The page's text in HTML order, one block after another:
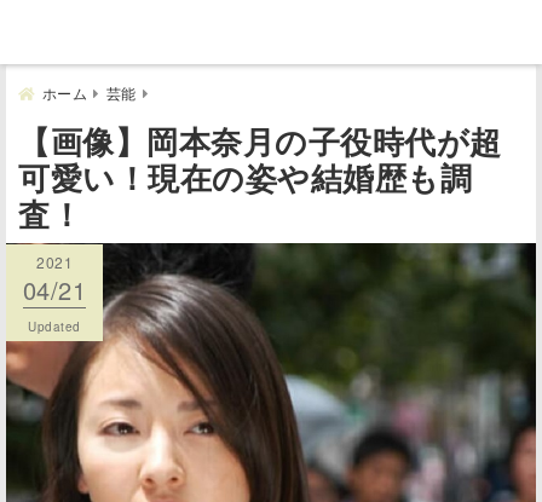
ホーム 芸能
【画像】岡本奈月の子役時代が超
可愛い！現在の姿や結婚歴も調
査！
2021
04/21
Updated
2021
04/21
Published